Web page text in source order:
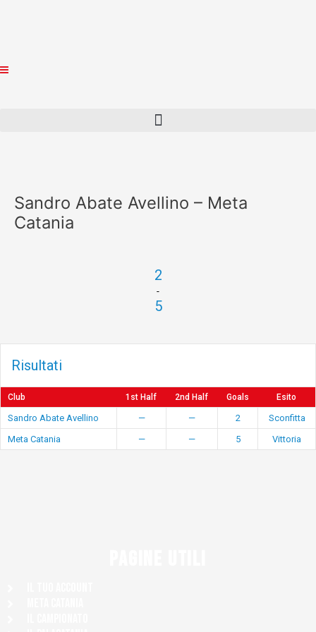
Sandro Abate Avellino – Meta
Catania
2
-
5
Risultati
Club 1st Half 2nd Half Goals Esito
Sandro Abate Avellino — — 2
Sconfitta
Meta Catania
— — 5 Vittoria